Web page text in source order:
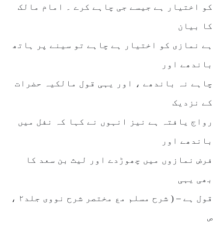
کو اختیار ہے جیسے جی چاہے کرے ۔ امام مالک
کا بیان
ہے نمازی کو اختیار ہے چاہے تو سینے پر ہاتھ
باندھے اور
چاہے نہ باندھے ، اور یہی قول مالکیہ حضرات
کے نزدیک
رواج یافتہ ہے نیز انہوں نے کہا کہ نفل میں
باندھے اور
فرض نمازوں میں چھوڑدے اور لیث بن سعد کا
بھی یہی
قول ہے – ( شرح مسلم مع مختصر شرح نووی جلد۲ ،
ص